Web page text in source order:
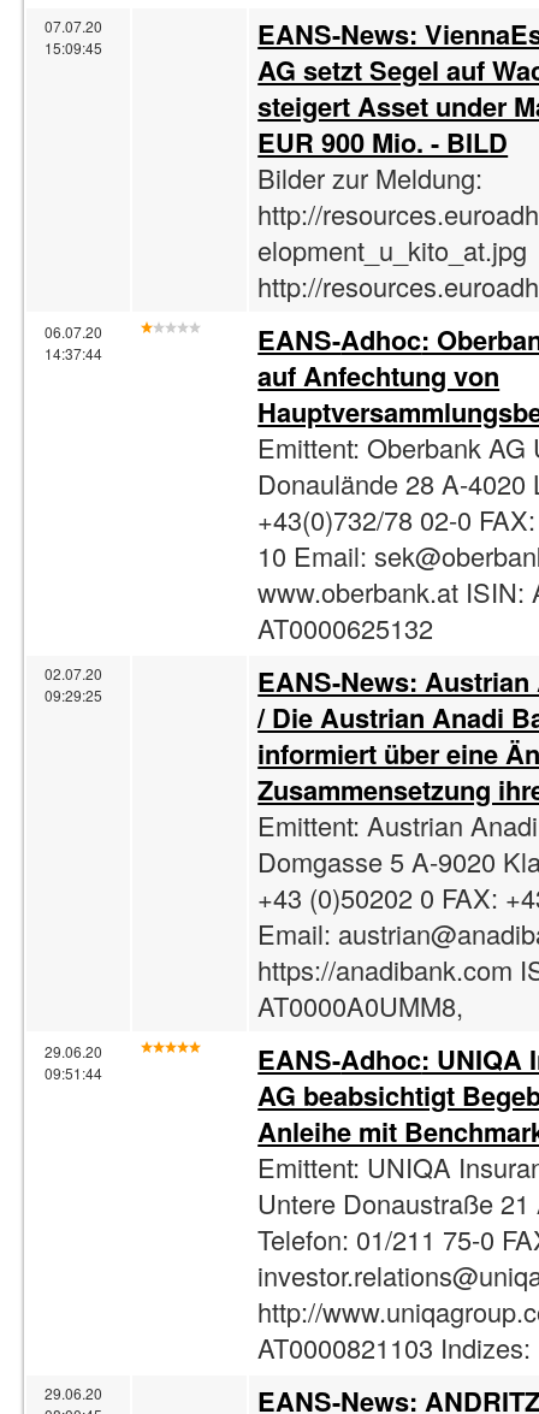
07.07.20
15:09:45
EANS-News:
AG setzt Segel auf
steigert Asset under
EUR 900 Mio. - BILD
Bilder zur Meldung:
http://
elopment_u_kito_at.jpg
http://
06.07.20
14:37:44
EANS-Adhoc:
auf Anfechtung von
Emittent: Oberbank AG
Donaulände 28 A-4020
+43(0)732/78 02-0
10 Email:
www.oberbank.at ISIN:
AT0000625132
02.07.20
09:29:25
EANS-News:
/ Die Austrian Anadi
informiert über eine
Zusammensetzung
Emittent: Austrian
Domgasse 5 A-9020
+43 (0)50202 0 FAX:
Email:
https://anadibank.com
AT0000A0UMM8,
29.06.20
09:51:44
EANS-Adhoc: UNIQA
AG beabsichtigt
Anleihe mit
Emittent: UNIQA
Untere Donaustraße
Telefon: 01/211 75-0
http://
AT0000821103 Indizes:
29.06.20
EANS-News: